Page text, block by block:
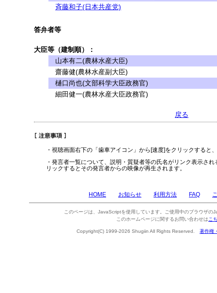
斉藤和子(日本共産党)
答弁者等
大臣等（建制順）：
山本有二(農林水産大臣)
齋藤健(農林水産副大臣)
樋口尚也(文部科学大臣政務官)
細田健一(農林水産大臣政務官)
戻る
・視聴画面右下の「歯車アイコン」から[速度]をクリックすると
・発言者一覧について、説明・質疑者等の氏名がリンク表示さ
リックするとその発言者からの映像が再生されます。
HOME お知らせ 利用方法 FAQ
このページは、JavaScriptを使用しています。ご使用中のブラウザの
このホームページに関するお問い合わせは こ
Copyright(C) 1999-2026 Shugiin All Rights Reserved. 著作権